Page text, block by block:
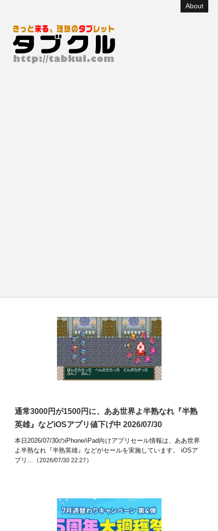
About
通常3000円が1500円に、ああ世界よ半熟なれ『半熟
英雄』などiOSアプリ値下げ中 2026/07/30
本日2026/07/30のiPhone/iPad向けアプリセール情報は、ああ世界
よ半熟なれ『半熟英雄』などがセールを実施しています。 iOSア
プリ...（2026/07/30 22:27 ）